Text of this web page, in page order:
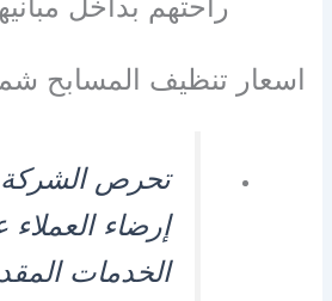
راحتهم بداخل
اسعار تنظيف المسابح
تحرص
إرضاء
الخدمات